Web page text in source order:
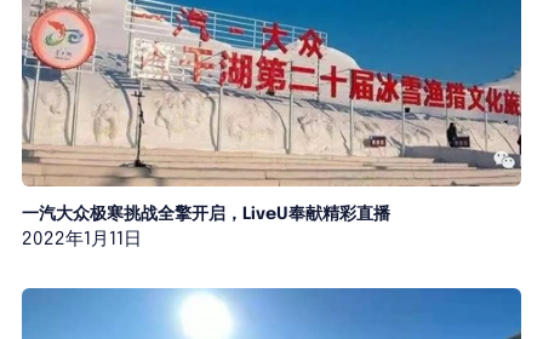
一汽大众极寒挑战全擎开启，LiveU奉献精彩直播
2022年1月11日